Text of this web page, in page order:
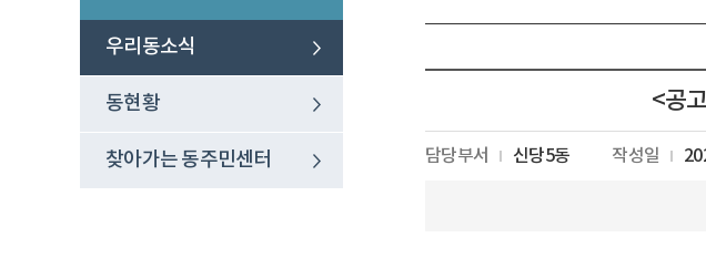
우리동소식
동현황
찾아가는 동주민센터
<공
담당부서 신당5동 작성일